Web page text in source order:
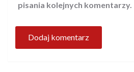
pisania kolejnych komentarzy.